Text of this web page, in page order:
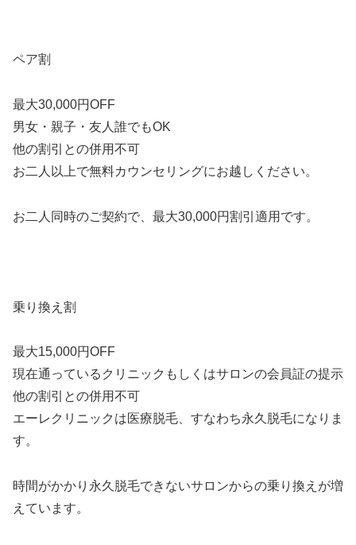
ペア割
最大30,000円OFF
男女・親子・友人誰でもOK
他の割引との併用不可
お二人以上で無料カウンセリングにお越しください。
お二人同時のご契約で、最大30,000円割引適用です。
乗り換え割
最大15,000円OFF
現在通っているクリニックもしくはサロンの会員証の提示
他の割引との併用不可
エーレクリニックは医療脱毛、すなわち永久脱毛になりま
す。
時間がかかり永久脱毛できないサロンからの乗り換えが増
えています。